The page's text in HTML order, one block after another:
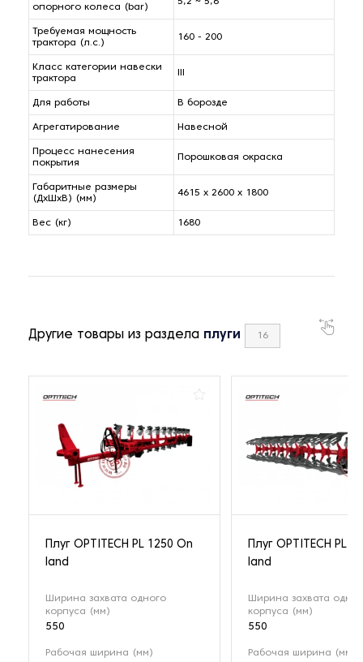
опорного колеса (bar)
Требуемая мощность
трактора (л.с.)
160 - 200
Класс категории навески
трактора
Для работы В борозде
Агрегатирование Навесной
Процесс нанесения
покрытия
Порошковая окраска
Габаритные размеры
(ДxШxВ) (мм)
4615 x 2600 x 1800
Вес (кг) 1680
Другие товары из раздела плуги 16
Плуг OPTITECH PL 1250 On
land
Ширина захвата одного
корпуса (мм)
550
Рабочая ширина (мм)
Плуг OPTITECH PL
land
Ширина захвата
корпуса (мм)
550
Рабочая ширина (мм)